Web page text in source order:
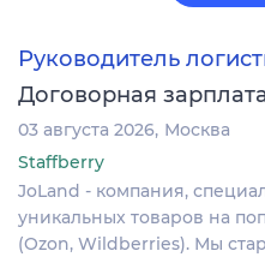
Руководитель
Договорная
03 августа 2026 Москва
Staffberry
JoLand - компания,
уникальных товаров на
(Ozon, Wildberries). Мы